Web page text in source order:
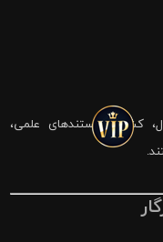
کشتی، مستندهای علمی،